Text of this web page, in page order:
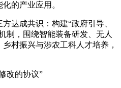
的产业应用。
达成共识：构建“政府引导、
制，围绕智能装备研发、无人
村振兴与涉农工科人才培养，
改的协议”